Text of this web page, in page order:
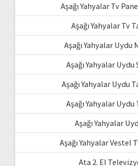
Aşağı Yahyalar Tv
Aşağı Yahyalar Tv
Aşağı Yahyalar Uydu
Aşağı Yahyalar Uydu
Aşağı Yahyalar Uydu
Aşağı Yahyalar
Aşağı Yahyalar
Aşağı Yahyalar Vestel
Ata 2. El